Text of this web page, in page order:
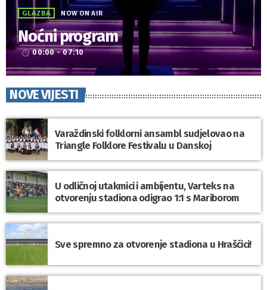
GLAZBA NOW ON AIR
Noćni program
access_time 00:00 - 07:10
NOVE VIJESTI
Varaždinski folklorni ansambl sudjelovao na
Triangle Folklore Festivalu u Danskoj
U odličnoj utakmici i ambijentu, Varteks na
otvorenju stadiona odigrao 1:1 s Mariborom
Sve spremno za otvorenje stadiona u Hrašćici!